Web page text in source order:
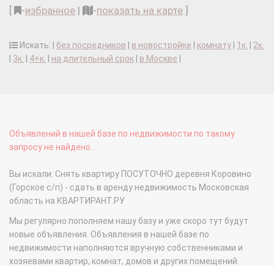
-избранное | -показать на карте
Искать: | без посредников в новостройке комнату 1к.
2к.
3к. 4+к. на длительный срок в Москве
Объявлений в нашей базе по недвижимости по такому
запросу не найдено...
Вы искали: Снять квартиру ПОСУТОЧНО деревня Коровино
(Горское с/п) - сдать в аренду недвижимость Московская
область на КВАРТИРАНТ.РУ
Мы регулярно пополняем нашу базу и уже скоро тут будут
новые объявления. Объявления в нашей базе по
недвижимости наполняются вручную собственниками и
хозяевами квартир, комнат, домов и других помещений.